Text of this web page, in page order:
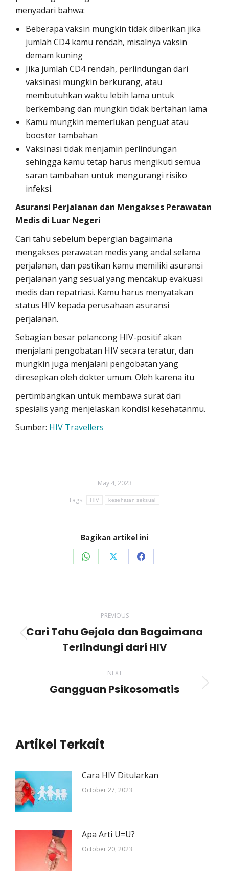
menyadari bahwa:
Beberapa vaksin mungkin tidak diberikan jika
jumlah CD4 kamu rendah, misalnya vaksin
demam kuning
Jika jumlah CD4 rendah, perlindungan dari
vaksinasi mungkin berkurang, atau
membutuhkan waktu lebih lama untuk
berkembang dan mungkin tidak bertahan lama
Kamu mungkin memerlukan penguat atau
booster tambahan
Vaksinasi tidak menjamin perlindungan
sehingga kamu tetap harus mengikuti semua
saran tambahan untuk mengurangi risiko
infeksi.
Asuransi Perjalanan dan Mengakses Perawatan
Medis di Luar Negeri
Cari tahu sebelum bepergian bagaimana
mengakses perawatan medis yang andal selama
perjalanan, dan pastikan kamu memiliki asuransi
perjalanan yang sesuai yang mencakup evakuasi
medis dan repatriasi. Kamu harus menyatakan
status HIV kepada perusahaan asuransi
perjalanan.
Sebagian besar pelancong HIV-positif akan
menjalani pengobatan HIV secara teratur, dan
mungkin juga menjalani pengobatan yang
diresepkan oleh dokter umum. Oleh karena itu
pertimbangkan untuk membawa surat dari
spesialis yang menjelaskan kondisi kesehatanmu.
Sumber: HIV Travellers
May 4, 2023
Tags:
HIV kesehatan seksual
Bagikan artikel ini
Share Share Share
navigation
PREVIOUS
Previous
post:
Cari Tahu Gejala dan Bagaimana
Terlindungi dari HIV
NEXT
Next
Gangguan Psikosomatis
Artikel Terkait
Cara HIV Ditularkan
October 27, 2023
Apa Arti U=U?
October 20, 2023